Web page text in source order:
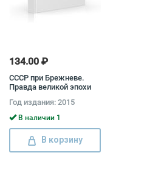
134.00 ₽
СССР при Брежневе.
Правда великой эпохи
Год издания: 2015
В наличии 1
В корзину